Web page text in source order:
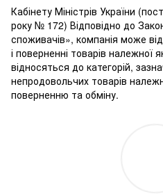
Кабінету Міністрів України
року № 172) Відповідно до
споживачів», компанія може
і поверненні товарів належної
відносяться до категорій,
непродовольчих товарів
поверненню та обміну.